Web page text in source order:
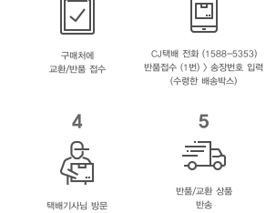
구매처에
교환/반품 접수
CJ택배 전화 (1588-5353)
반품접수 (1번) > 송장번호 입력
(수령한 배송박스)
4
택배기사님 방문
5
반품/교환 상품
반송